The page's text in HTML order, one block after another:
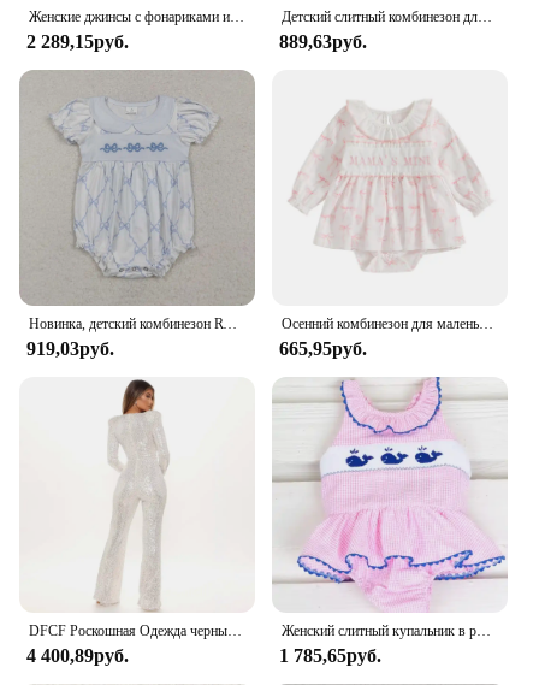
Женские джинсы с фонариками и рукавами-фонариками
2 289,15руб.
Детский слитный комбинезон для новорожденных девочек с коротким рукавом и вышивкой
889,63руб.
Новинка, детский комбинезон RTS с вышивкой и фиолетовым бантом для девочек, оптовая продажа, Осенний комбинезон для девочек
919,03руб.
Осенний комбинезон для маленьких девочек, комбинезон с длинными рукавами и рюшами, вышивкой букв и бантом
665,95руб.
4 400,89руб.
Женский слитный купальник в розовую клетку, без рукавов
1 785,65руб.